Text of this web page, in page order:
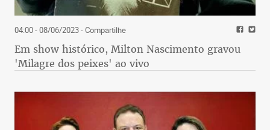
04:00 - 08/06/2023- Compartilhe
Em show histórico, Milton Nascimento gravou
'Milagre dos peixes' ao vivo